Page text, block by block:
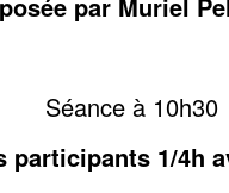
Séance à 10h30
participants 1/4h